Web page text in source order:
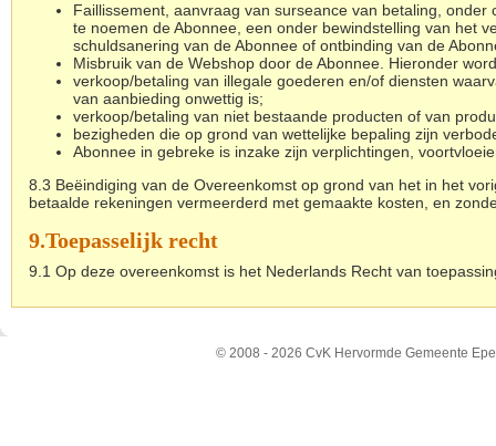
Faillissement, aanvraag van surseance van betaling,
te noemen de Abonnee, een onder bewindstelling van het
schuldsanering van de Abonnee of ontbinding van de
Misbruik van de Webshop door de Abonnee. Hieronder
verkoop/betaling van illegale goederen en/of diensten
van aanbieding onwettig is;
verkoop/betaling van niet bestaande producten of van
bezigheden die op grond van wettelijke bepaling zijn
Abonnee in gebreke is inzake zijn verplichtingen,
8.3 Beëindiging van de Overeenkomst op grond van het in het
betaalde rekeningen vermeerderd met gemaakte kosten, en
9.Toepasselijk recht
9.1 Op deze overeenkomst is het Nederlands Recht van
© 2008 - 2026 CvK Hervormde Gemeente